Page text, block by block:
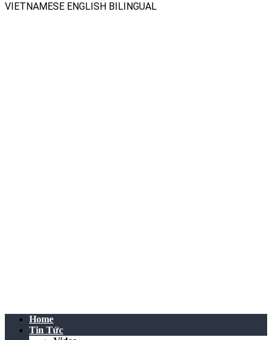
VIETNAMESE ENGLISH BILINGUAL
Home
Tin Tức